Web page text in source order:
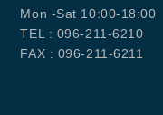
Mon -Sat 10:00-18:00
TEL : 096-211-6210
FAX : 096-211-6211